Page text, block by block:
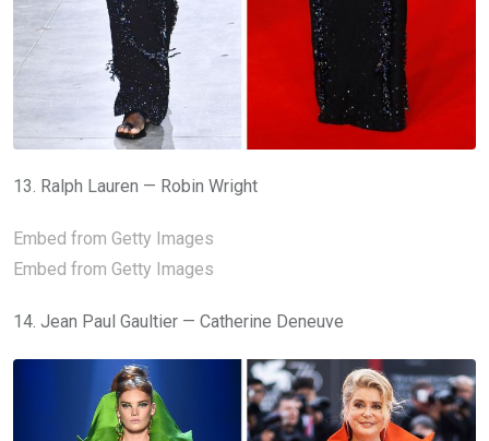
13. Ralph Lauren — Robin Wright
Embed from Getty Images
Embed from Getty Images
14. Jean Paul Gaultier — Catherine Deneuve